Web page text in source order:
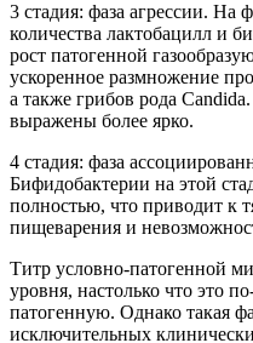
3 стадия: фаза агрессии. На
количества лактобацилл и
рост патогенной
ускоренное размножение
а также грибов рода
выражены более ярко.
4 стадия: фаза
Бифидобактерии на этой
полностью, что приводит к
пищеварения и
Титр условно-патогенной
уровня, настолько что это
патогенную. Однако такая
исключительных